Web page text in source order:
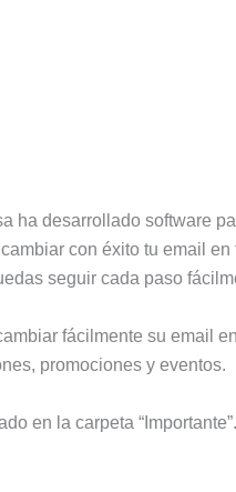
ha desarrollado software
con éxito tu email en
seguir cada paso
fácilmente su email
promociones y eventos.
en la carpeta “Importante”.